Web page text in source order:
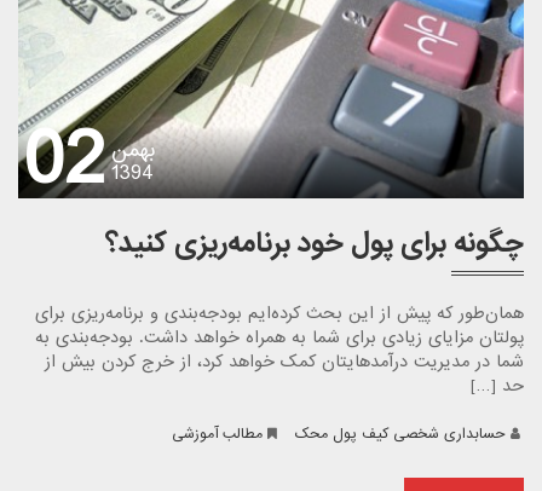
02بهمن
1394
چگونه برای پول خود برنامه‌ریزی کنید؟
همان‌طور که پیش از این بحث کرده‌ایم بودجه‌بندی و برنامه‌ریزی برای
پولتان مزایای زیادی برای شما به همراه خواهد داشت. بودجه‌بندی به
شما در مدیریت درآمدهایتان کمک خواهد کرد، از خرج کردن بیش از
حد […]
حسابداری شخصی کیف پول محک مطالب آموزشی